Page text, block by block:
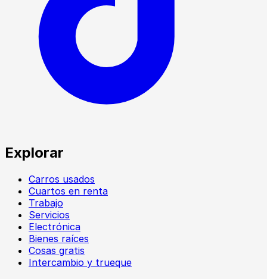
Explorar
Carros usados
Cuartos en renta
Trabajo
Servicios
Electrónica
Bienes raíces
Cosas gratis
Intercambio y trueque